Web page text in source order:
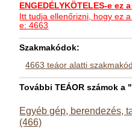
ENGEDÉLYKÖTELES-e ez
Itt tudja ellenőrizni, hogy ez
e: 4663
Szakmakódok:
4663 teáor alatti
További TEÁOR számok a
Egyéb gép, berendezés,
(466)